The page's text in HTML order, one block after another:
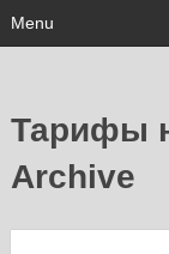
Menu
Тарифы
Archive